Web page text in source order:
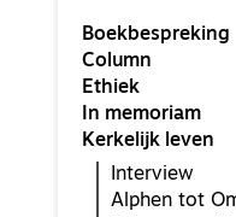
Boekbespreking
Column
Ethiek
In memoriam
Kerkelijk leven
Interview
Alphen tot